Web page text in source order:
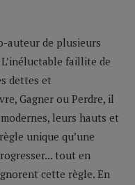
auteur de plusieurs
faillite de
dettes et
Gagner ou Perdre, il
leurs hauts et
unique qu’une
tout en
cette règle. En